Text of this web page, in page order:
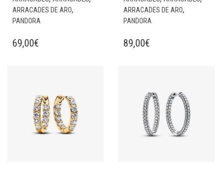
ARRACADES DE ARO,
PANDORA
69,00€
ARRACADES DE ARO,
PANDORA
89,00€